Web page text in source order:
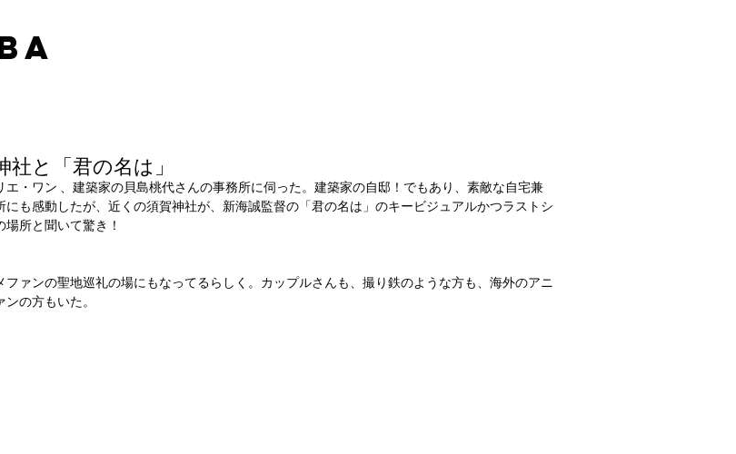
社と「君の名は」
エ・ワン 、建築家の貝島桃代さんの事務所に伺った。建築家の自邸！でもあり、素敵な自宅兼
にも感動したが、近くの須賀神社が、新海誠監督の「君の名は」のキービジュアルかつラストシ
場所と聞いて驚き！
ファンの聖地巡礼の場にもなってるらしく。カップルさんも、撮り鉄のような方も、海外のアニ
ンの方もいた。